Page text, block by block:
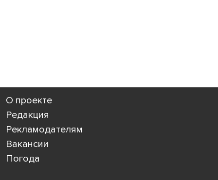
О проекте
Редакция
Рекламодателям
Вакансии
Погода